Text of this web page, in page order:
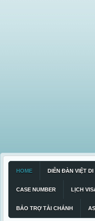
HOME DIỄN ĐÀN VIỆT DI
CASE NUMBER LỊCH
BẢO TRỢ TÀI CHÁNH